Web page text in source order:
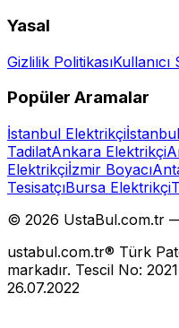
Yasal
Gizlilik Politikası
Popüler Aramalar
İstanbul Elektrikçi
TadilatAnkara Elektrikçi
Elektrikçiİzmir Boyacı
TesisatçıBursa Elektrikçi
© 2026 UstaBul.com.tr
ustabul.com.tr® Türk
markadır. Tescil No:
26.07.2022